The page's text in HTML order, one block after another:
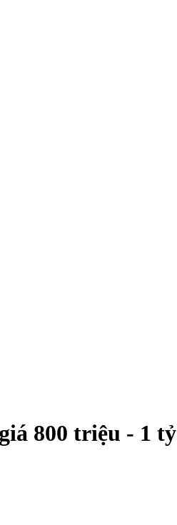
800 triệu - 1